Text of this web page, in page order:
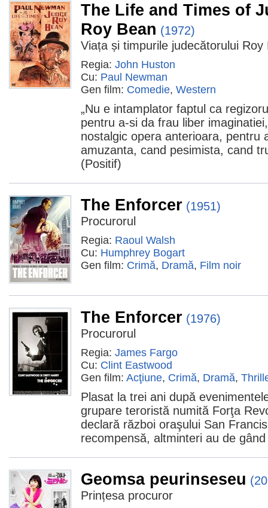
The Life and Times of
Roy Bean (1972)
Viața și timpurile judecătorului Roy
Regia: John Huston
Cu: Paul Newman
Gen film: Comedie, Western
„Nu e intamplator faptul ca
pentru a-si da frau liber
nostalgic opera anterioara, pentru
amuzanta, cand pesimista, cand
(Positif)
The Enforcer (1951)
Procurorul
Regia: Raoul Walsh
Cu: Humphrey Bogart
Gen film: Crimă, Dramă, Film noir
The Enforcer (1976)
Procurorul
Regia: James Fargo
Cu: Clint Eastwood
Gen film: Acţiune, Crimă, Dramă,
Plasat la trei ani după
grupare teroristă numită Forţa
declară război oraşului San
recompensă, altminteri au de
Geomsa peurinseseu
Prințesa procuror